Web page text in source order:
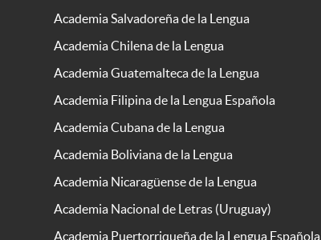
Academia Salvadoreña de la Lengua
Academia Chilena de la Lengua
Academia Guatemalteca de la Lengua
Academia Filipina de la Lengua Española
Academia Cubana de la Lengua
Academia Boliviana de la Lengua
Academia Nicaragüense de la Lengua
Academia Nacional de Letras (Uruguay)
Academia Puertorriqueña de la Lengua Española